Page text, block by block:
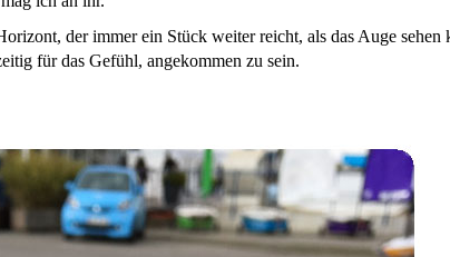
der immer ein Stück weiter reicht, als das Auge sehen
für das Gefühl, angekommen zu sein.